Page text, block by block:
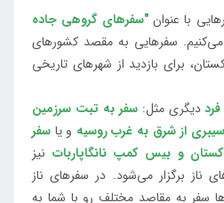
"سفرهای گروهی جاده
می‌کنیم. سفرهایی به مقصد کشورهای
برای بازدید از شهرهای تاریخی
دیگری مثل:سفر به تبت سرزمین
از شرق به غرب روسیه و یا سفر
و بیس کمپ نانگاپاربات نیز
ناز برگزار می‌شود. در سفرهای ناز
سفر به مقاصد مختلف رو با شما به